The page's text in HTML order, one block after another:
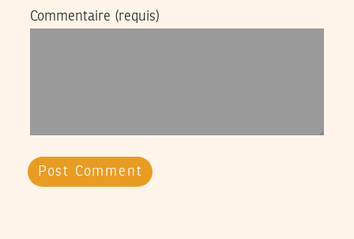
Commentaire (requis)